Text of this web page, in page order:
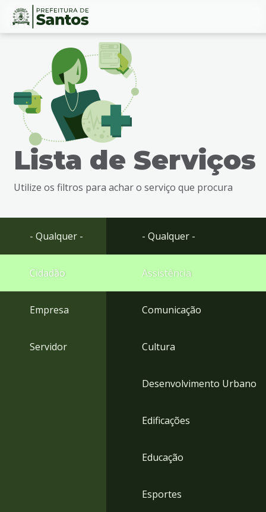
Ir
busca
Ir
rodapé
Conteúdo
Lista de Serviços
Utilize os filtros para achar o serviço que procura
- Qualquer -
Cidadão
Empresa
Servidor
- Qualquer -
Assistência
Comunicação
Cultura
Desenvolvimento Urbano
Edificações
Educação
Esportes